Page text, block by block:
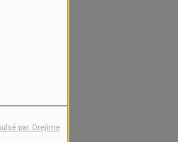
par Orejime